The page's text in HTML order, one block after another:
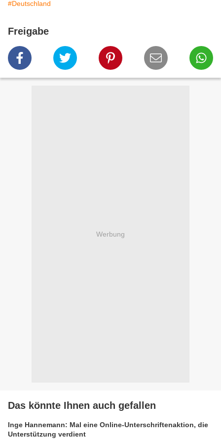
#Deutschland
Freigabe
Werbung
Das könnte Ihnen auch gefallen
Inge Hannemann: Mal eine Online-Unterschriftenaktion, die
Unterstützung verdient